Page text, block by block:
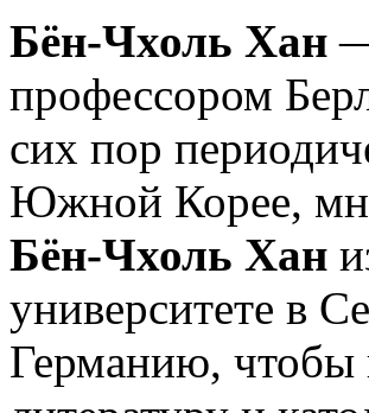
Бён-Чхоль Хан
профессором
сих пор
Южной Корее,
Бён-Чхоль Хан
университете в
Германию,